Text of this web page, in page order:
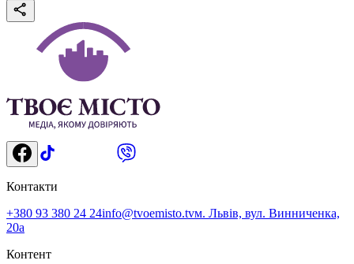
Контакти
+380 93 380 24 24info@tvoemisto.tvм. Львів, вул. Винниченка,
20а
Контент